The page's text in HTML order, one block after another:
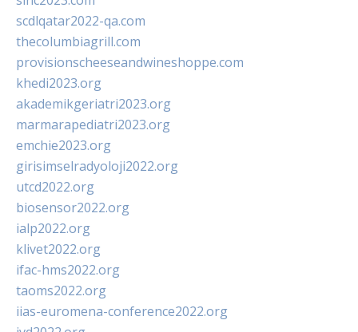
scdlqatar2022-qa.com
thecolumbiagrill.com
provisionscheeseandwineshoppe.com
khedi2023.org
akademikgeriatri2023.org
marmarapediatri2023.org
emchie2023.org
girisimselradyoloji2022.org
utcd2022.org
biosensor2022.org
ialp2022.org
klivet2022.org
ifac-hms2022.org
taoms2022.org
iias-euromena-conference2022.org